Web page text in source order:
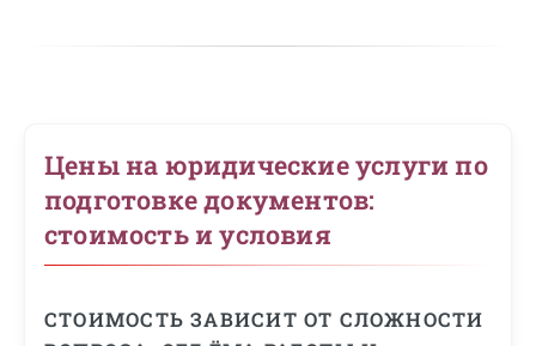
Цены на юридические услуги по
подготовке документов:
стоимость и условия
СТОИМОСТЬ ЗАВИСИТ ОТ СЛОЖНОСТИ